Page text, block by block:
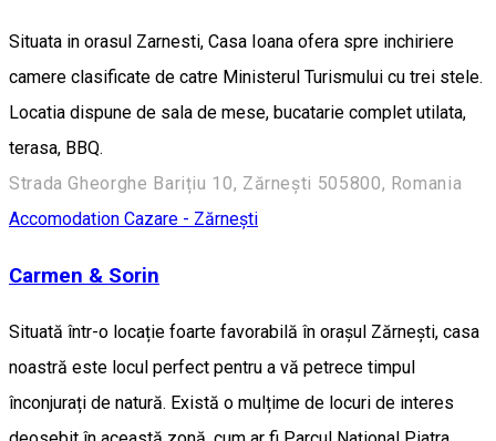
Situata in orasul Zarnesti, Casa Ioana ofera spre inchiriere
camere clasificate de catre Ministerul Turismului cu trei stele.
Locatia dispune de sala de mese, bucatarie complet utilata,
terasa, BBQ.
Strada Gheorghe Barițiu 10, Zărnești 505800, Romania
Accomodation Cazare - Zărnești
Carmen & Sorin
Situată într-o locație foarte favorabilă în orașul Zărnești, casa
noastră este locul perfect pentru a vă petrece timpul
înconjurați de natură. Există o mulțime de locuri de interes